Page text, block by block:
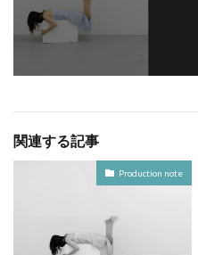
関連する記事
Production note